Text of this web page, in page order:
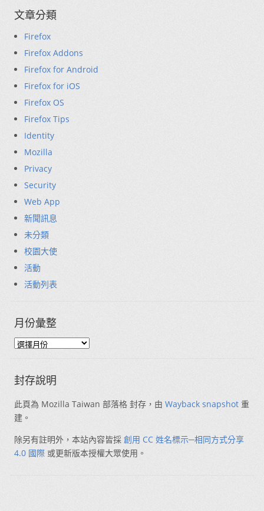
文章分類
Firefox
Firefox Addons
Firefox for Android
Firefox for iOS
Firefox OS
Firefox Tips
Identity
Mozilla
Privacy
Security
Web App
新聞訊息
未分類
校園大使
活動
活動列表
月份彙整
封存說明
此頁為 Mozilla Taiwan 部落格 封存，由 Wayback snapshot 重
建。
除另有註明外，本站內容皆採 創用 CC 姓名標示─相同方式分享
4.0 國際 或更新版本授權大眾使用。